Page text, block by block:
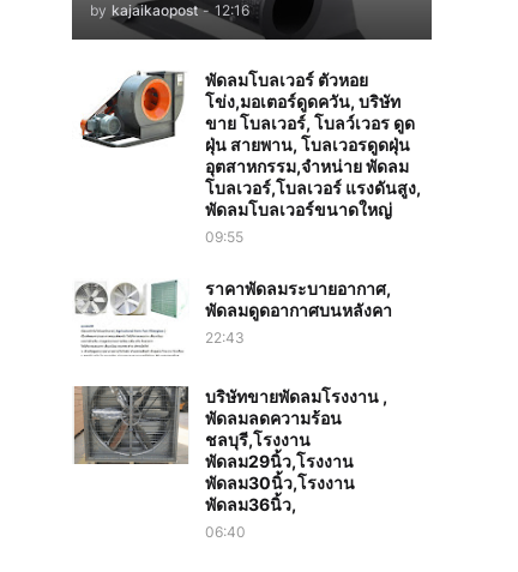
by kajaikaopost - 12:16
พัดลมโบลเวอร์ ตัวหอย
โข่ง,มอเตอร์ดูดควัน, บริษัท
ขาย โบลเวอร์, โบลว์เวอร ดูด
ฝุ่น สายพาน, โบลเวอรดูดฝุ่น
อุตสาหกรรม,จำหน่าย พัดลม
โบลเวอร์,โบลเวอร์ แรงดันสูง,
พัดลมโบลเวอร์ขนาดใหญ่
09:55
ราคาพัดลมระบายอากาศ,
พัดลมดูดอากาศบนหลังคา
22:43
บริษัทขายพัดลมโรงงาน ,
พัดลมลดความร้อน
ชลบุรี,โรงงาน
พัดลม29นิ้ว,โรงงาน
พัดลม30นิ้ว,โรงงาน
พัดลม36นิ้ว,
06:40